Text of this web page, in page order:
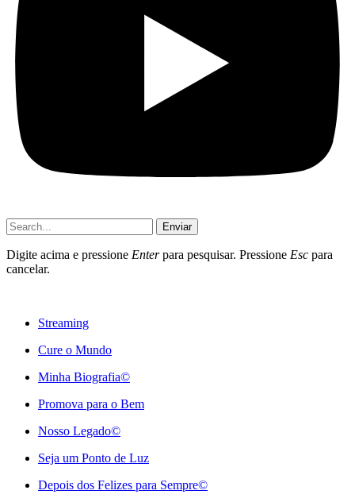
Enviar
Digite acima e pressione Enterpara pesquisar. Pressione Esc para
cancelar.
Streaming
Cure o Mundo
Minha Biografia©
Promova para o Bem
Nosso Legado©
Seja um Ponto de Luz
Depois dos Felizes para Sempre©️